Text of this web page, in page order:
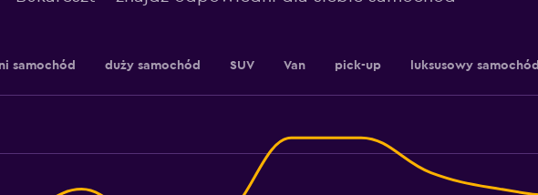
samochód duży samochód SUV Van pick-up luksusowy samochód